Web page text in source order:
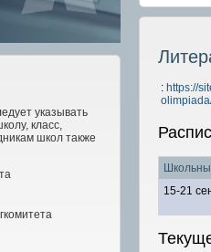
указывать
класс,
школ также
: https://
15-21